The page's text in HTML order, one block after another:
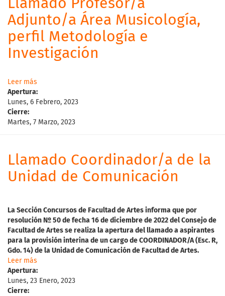
Llamado Profesor/a
Adjunto/a Área Musicología,
perfil Metodología e
Investigación
Leer más
Apertura:
Lunes, 6 Febrero, 2023
Cierre:
Martes, 7 Marzo, 2023
Llamado Coordinador/a de la
Unidad de Comunicación
La Sección Concursos de Facultad de Artes informa que por
resolución Nº 50 de fecha 16 de diciembre de 2022 del Consejo de
Facultad de Artes se realiza la apertura del llamado a aspirantes
para la provisión interina de un cargo de COORDINADOR/A (Esc. R,
Gdo. 14) de la Unidad de Comunicación de Facultad de Artes.
Leer más
Apertura:
Lunes, 23 Enero, 2023
Cierre: